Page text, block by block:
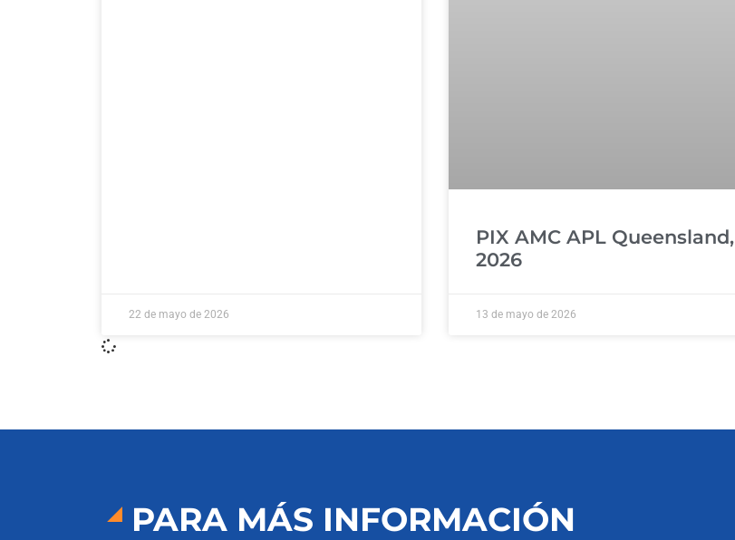
22 de mayo de 2026
PIX AMC APL Queensland,
2026
13 de mayo de 2026
PARA MÁS INFORMACIÓN